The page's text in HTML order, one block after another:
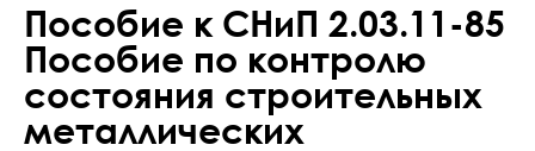
Пособие к СНиП 2.03.11-85
Пособие по контролю
состояния строительных
металлических